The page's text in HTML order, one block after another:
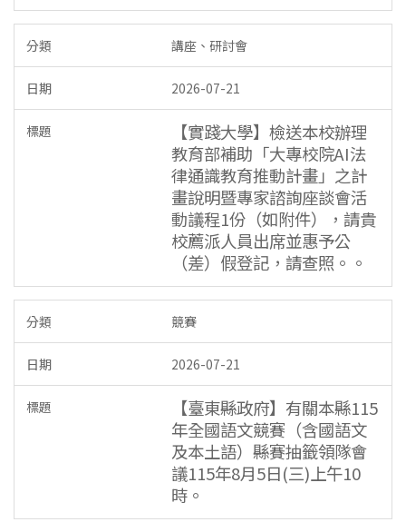
講座、研討會
2026-07-21
【實踐大學】檢送本校辦理
教育部補助「大專校院AI法
律通識教育推動計畫」之計
畫說明暨專家諮詢座談會活
動議程1份（如附件），請貴
校薦派人員出席並惠予公
（差）假登記，請查照。。
競賽
2026-07-21
【臺東縣政府】有關本縣115
年全國語文競賽（含國語文
及本土語）縣賽抽籤領隊會
議115年8月5日(三)上午10
時。